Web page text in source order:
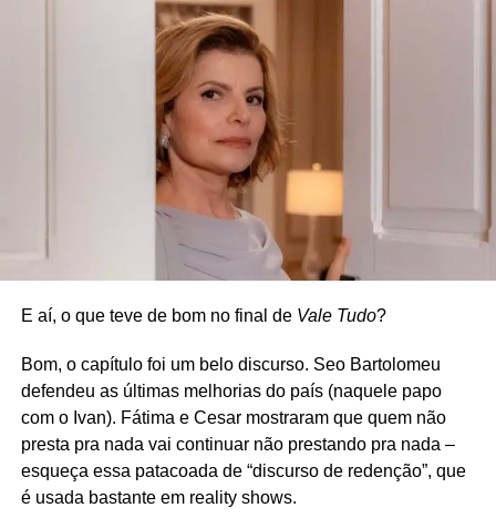
E aí, o que teve de bom no final deVale Tudo?
Bom, o capítulo foi um belo discurso. Seo Bartolomeu
defendeu as últimas melhorias do país (naquele papo
com o Ivan). Fátima e Cesar mostraram que quem não
presta pra nada vai continuar não prestando pra nada –
esqueça essa patacoada de “discurso de redenção”, que
é usada bastante em reality shows.